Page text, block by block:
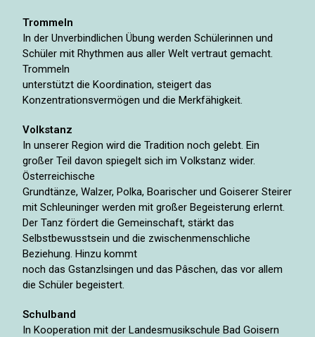
Trommeln
In der Unverbindlichen Übung werden Schülerinnen und
Schüler mit Rhythmen aus aller Welt vertraut gemacht.
Trommeln
unterstützt die Koordination, steigert das
Konzentrationsvermögen und die Merkfähigkeit.
Volkstanz
In unserer Region wird die Tradition noch gelebt. Ein
großer Teil davon spiegelt sich im Volkstanz wider.
Österreichische
Grundtänze, Walzer, Polka, Boarischer und Goiserer Steirer
mit Schleuninger werden mit großer Begeisterung erlernt.
Der Tanz fördert die Gemeinschaft, stärkt das
Selbstbewusstsein und die zwischenmenschliche
Beziehung. Hinzu kommt
noch das Gstanzlsingen und das Pâschen, das vor allem
die Schüler begeistert.
Schulband
In Kooperation mit der Landesmusikschule Bad Goisern